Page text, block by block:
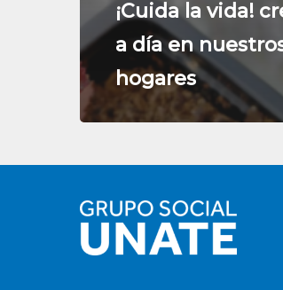
¡Cuida la vida!
a día en
hogares